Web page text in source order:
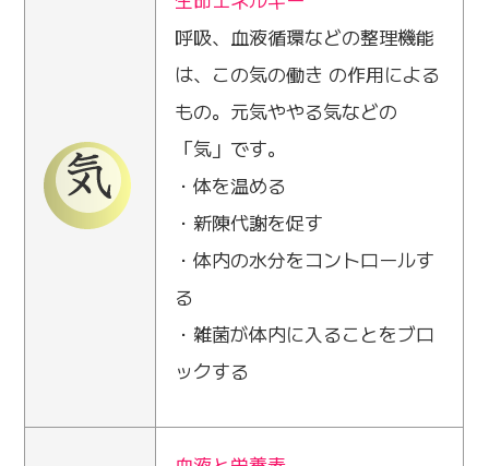
呼吸、血液循環などの整理機能
は、この気の働き の作用による
もの。元気ややる気などの
「気」です。
・体を温める
・新陳代謝を促す
・体内の水分をコントロールす
る
・雑菌が体内に入ることをブロ
ックする